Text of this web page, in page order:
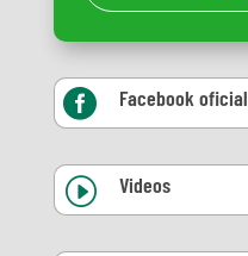
 Facebook oficial
I Videos